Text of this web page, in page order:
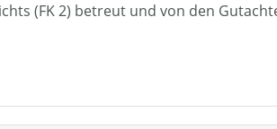
(FK 2) betreut und von den